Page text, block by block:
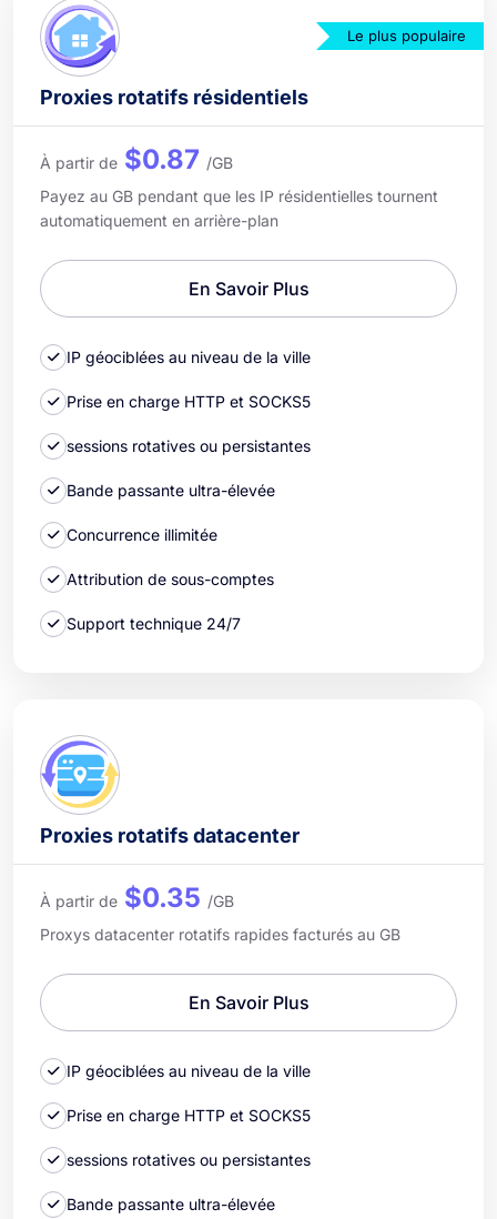
Le plus populaire
Proxies rotatifs résidentiels
À partir de $0.87 /GB
Payez au GB pendant que les IP résidentielles tournent
automatiquement en arrière-plan
En Savoir Plus
IP géociblées au niveau de la ville
Prise en charge HTTP et SOCKS5
sessions rotatives ou persistantes
Bande passante ultra-élevée
Concurrence illimitée
Attribution de sous-comptes
Support technique 24/7
Proxies rotatifs datacenter
À partir de $0.35 /GB
Proxys datacenter rotatifs rapides facturés au GB
En Savoir Plus
IP géociblées au niveau de la ville
Prise en charge HTTP et SOCKS5
sessions rotatives ou persistantes
Bande passante ultra-élevée